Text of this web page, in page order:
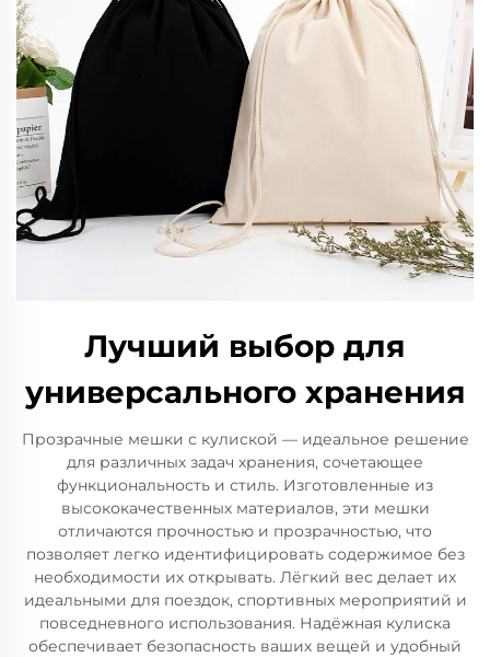
Лучший выбор для
универсального хранения
Прозрачные мешки с кулиской — идеальное решение
для различных задач хранения, сочетающее
функциональность и стиль. Изготовленные из
высококачественных материалов, эти мешки
отличаются прочностью и прозрачностью, что
позволяет легко идентифицировать содержимое без
необходимости их открывать. Лёгкий вес делает их
идеальными для поездок, спортивных мероприятий и
повседневного использования. Надёжная кулиска
обеспечивает безопасность ваших вещей и удобный